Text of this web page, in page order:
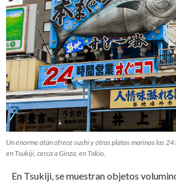
Un enorme atún ofrece sushi y otros platos marinos las 24
en Tsukiji, cerca a Ginza, en Tokio.
En Tsukiji, se muestran objetos